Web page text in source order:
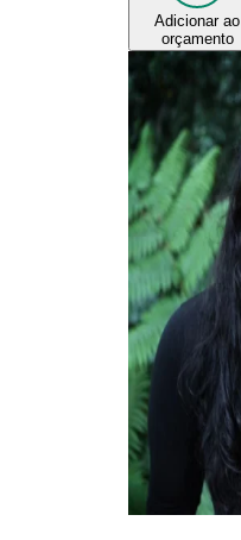
Adicionar ao
orçamento